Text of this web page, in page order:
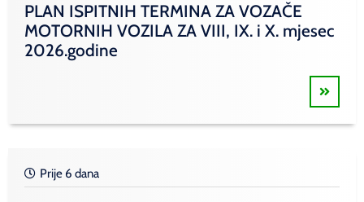
PLAN ISPITNIH TERMINA ZA VOZAČE
MOTORNIH VOZILA ZA VIII, IX. i X. mjesec
2026.godine
Prije 6 dana